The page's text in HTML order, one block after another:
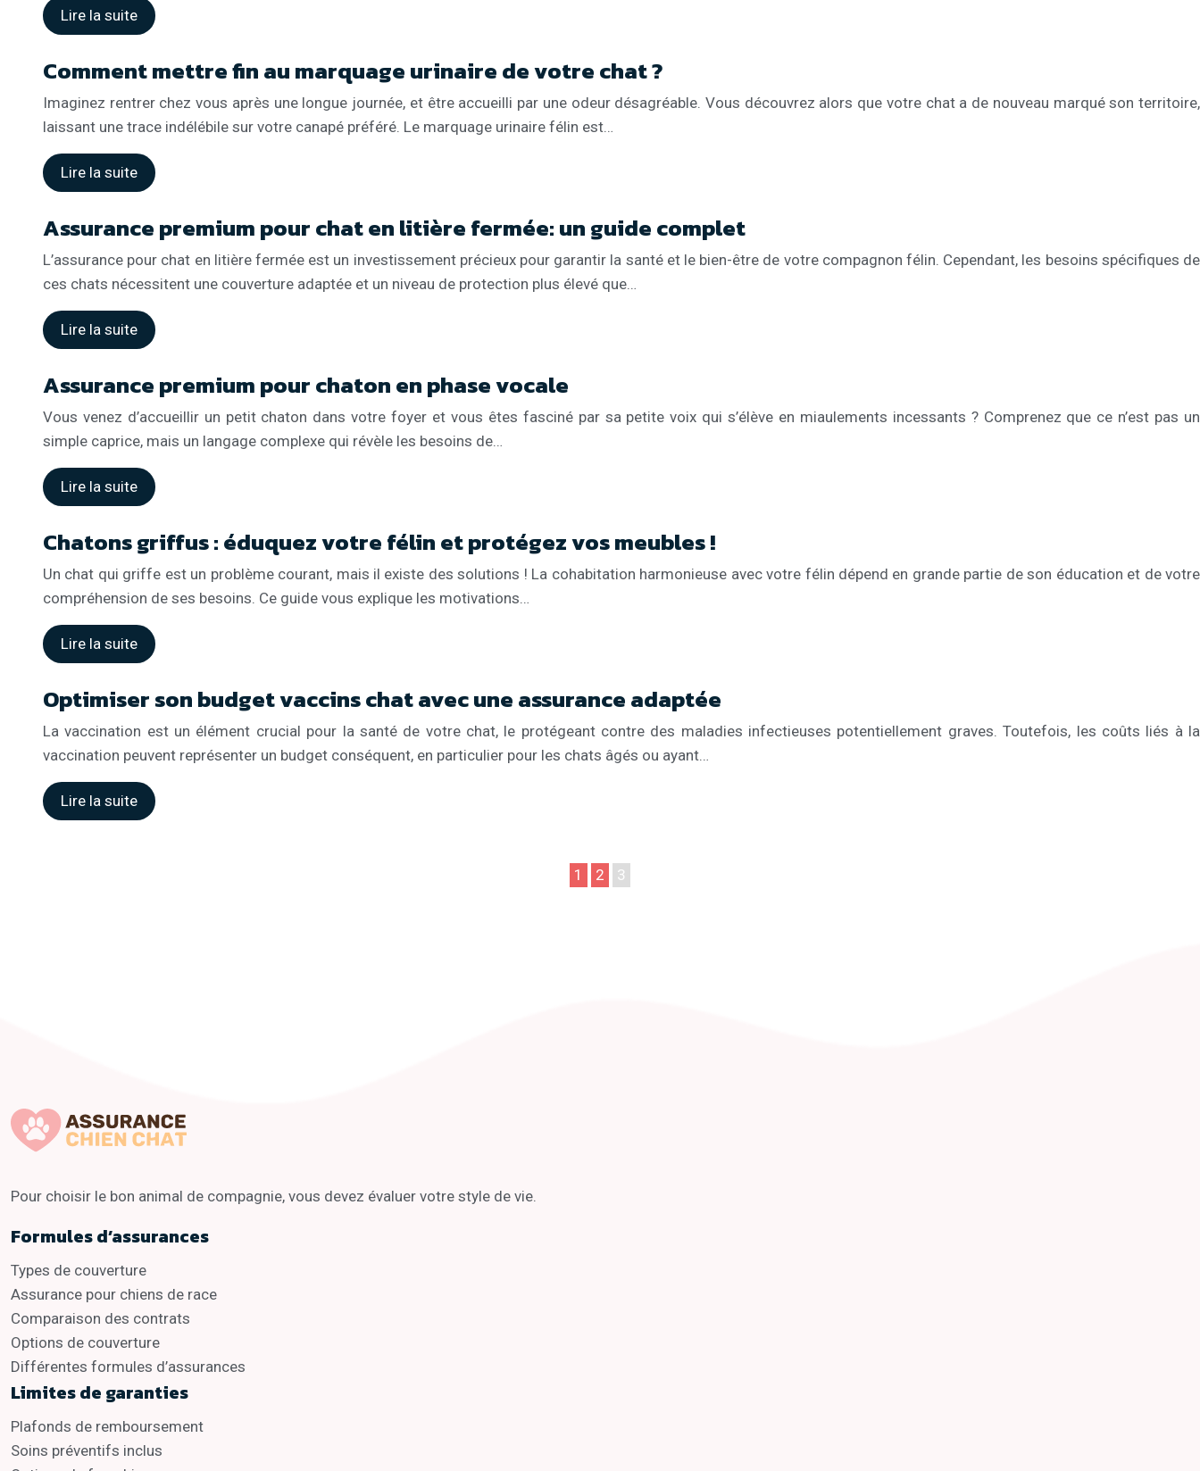
Lire la suite
Comment mettre fin au marquage urinaire de votre chat ?
Imaginez rentrer chez vous après une longue journée, et être accueilli par une odeur désagréable. Vous découvrez alors que votre chat a de nouveau marqué son territoire,
laissant une trace indélébile sur votre canapé préféré. Le marquage urinaire félin est…
Lire la suite
Assurance premium pour chat en litière fermée: un guide complet
L’assurance pour chat en litière fermée est un investissement précieux pour garantir la santé et le bien-être de votre compagnon félin. Cependant, les besoins spécifiques de
ces chats nécessitent une couverture adaptée et un niveau de protection plus élevé que…
Lire la suite
Assurance premium pour chaton en phase vocale
Vous venez d’accueillir un petit chaton dans votre foyer et vous êtes fasciné par sa petite voix qui s’élève en miaulements incessants ? Comprenez que ce n’est pas un
simple caprice, mais un langage complexe qui révèle les besoins de…
Lire la suite
Chatons griffus : éduquez votre félin et protégez vos meubles !
Un chat qui griffe est un problème courant, mais il existe des solutions ! La cohabitation harmonieuse avec votre félin dépend en grande partie de son éducation et de votre
compréhension de ses besoins. Ce guide vous explique les motivations…
Lire la suite
Optimiser son budget vaccins chat avec une assurance adaptée
La vaccination est un élément crucial pour la santé de votre chat, le protégeant contre des maladies infectieuses potentiellement graves. Toutefois, les coûts liés à la
vaccination peuvent représenter un budget conséquent, en particulier pour les chats âgés ou ayant…
Lire la suite
1 2 3
Pour choisir le bon animal de compagnie, vous devez évaluer votre style de vie.
Formules d’assurances
Types de couverture
Assurance pour chiens de race
Comparaison des contrats
Options de couverture
Différentes formules d’assurances
Limites de garanties
Plafonds de remboursement
Soins préventifs inclus